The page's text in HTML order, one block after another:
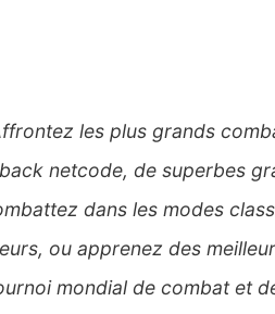
les plus grands
netcode, de superbes
dans les modes
ou apprenez des
mondial de combat et